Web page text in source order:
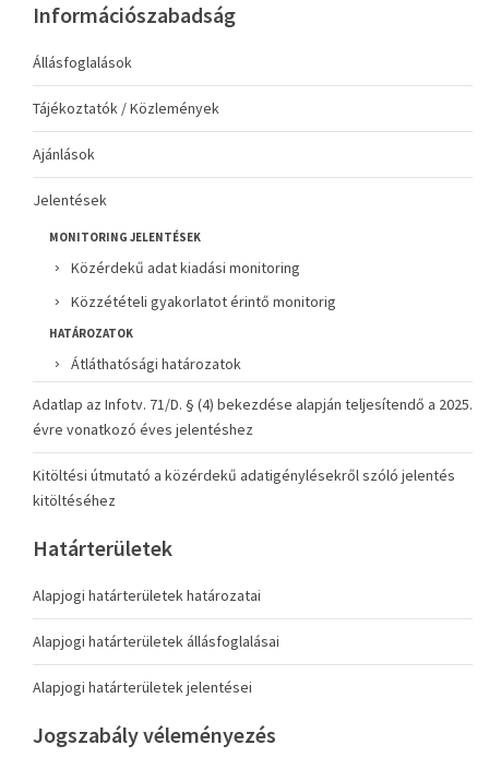
Információszabadság
Állásfoglalások
Tájékoztatók / Közlemények
Ajánlások
Jelentések
MONITORING JELENTÉSEK
Közérdekű adat kiadási monitoring
Közzétételi gyakorlatot érintő monitorig
HATÁROZATOK
Átláthatósági határozatok
Adatlap az Infotv. 71/D. § (4) bekezdése alapján teljesítendő a 2025.
évre vonatkozó éves jelentéshez
Kitöltési útmutató a közérdekű adatigénylésekről szóló jelentés
kitöltéséhez
Határterületek
Alapjogi határterületek határozatai
Alapjogi határterületek állásfoglalásai
Alapjogi határterületek jelentései
Jogszabály véleményezés